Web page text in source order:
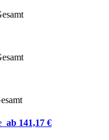
ab 141,17 €